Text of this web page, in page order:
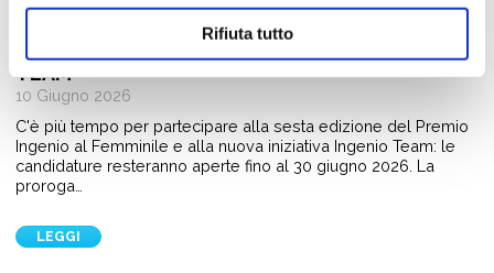
Rifiuta tutto
PREMIO INGENIO AL FEMMINILE 2026:
CANDIDATURE APERTE FINO AL 30 GIUGNO. PIÙ
TEMPO ANCHE PER LA NUOVA SFIDA INGENIO
TEAM
10 Giugno 2026
C'è più tempo per partecipare alla sesta edizione del Premio
Ingenio al Femminile e alla nuova iniziativa Ingenio Team: le
candidature resteranno aperte fino al 30 giugno 2026. La
proroga…
LEGGI